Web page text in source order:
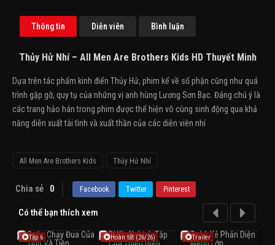
Thông tin Diễn viên Bình luận
Thủy Hử Nhí – All Men Are Brothers Kids HD Thuyết Minh
Dựa trên tác phẩm kinh điển Thủy Hử, phim kể về số phận cũng như quá
trình gặp gỡ, quy tụ của những vị anh hùng Lương Sơn Bạc. Đáng chú ý là
các trang hảo hán trong phim được thể hiện vô cùng sinh động qua khả
năng diễn xuất tài tình và xuất thần của các diễn viên nhí
All Men Are Brothers Kids Thủy Hử Nhí
Chia sẻ 0 Facebook Twitter Pinterest
Có thể bạn thích xem
Tập 6 Hoàn tất (26/26) Trailer